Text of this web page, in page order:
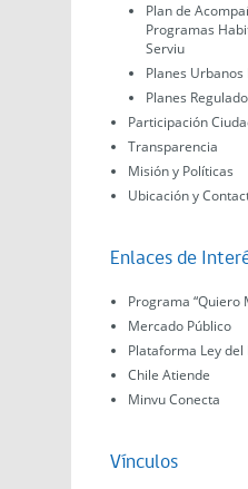
Plan de
Programas
Serviu
Planes
Planes
Participación
Transparencia
Misión y Políticas
Ubicación y
Enlaces de
Programa “Quiero
Mercado Público
Plataforma Ley del
Chile Atiende
Minvu Conecta
Vínculos